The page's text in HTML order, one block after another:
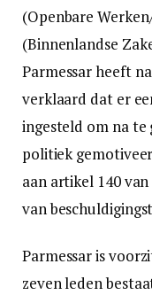
(Openbare
(Binnenlandse
Parmessar heeft
verklaard dat er
ingesteld om na te
politiek
aan artikel 140
van
Parmessar is
zeven leden